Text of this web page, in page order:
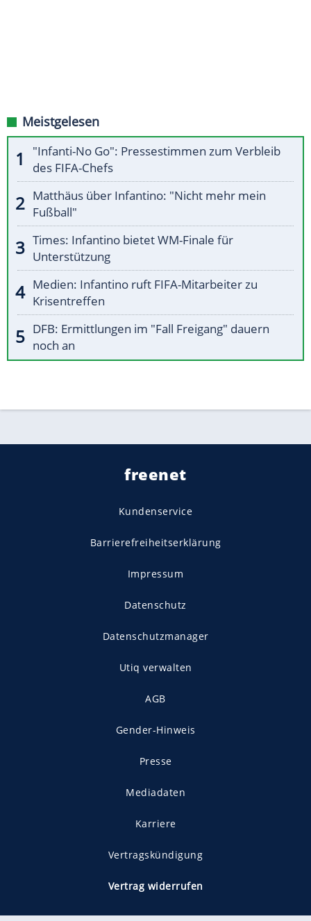
Meistgelesen
"Infanti-No Go": Pressestimmen zum Verbleib
des FIFA-Chefs
Matthäus über Infantino: "Nicht mehr mein
Fußball"
Times: Infantino bietet WM-Finale für
Unterstützung
Medien: Infantino ruft FIFA-Mitarbeiter zu
Krisentreffen
DFB: Ermittlungen im "Fall Freigang" dauern
noch an
freenet
Kundenservice
Barrierefreiheitserklärung
Impressum
Datenschutz
Datenschutzmanager
Utiq verwalten
AGB
Gender-Hinweis
Presse
Mediadaten
Karriere
Vertragskündigung
Vertrag widerrufen